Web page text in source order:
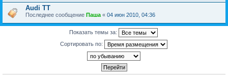
Audi TT
Последнее сообщение Паша « 04 июн 2010, 04:36
Показать темы за:
Сортировать по: